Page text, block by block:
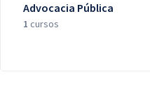
Conteúdo gratuito
Advocacia Pública
1 cursos